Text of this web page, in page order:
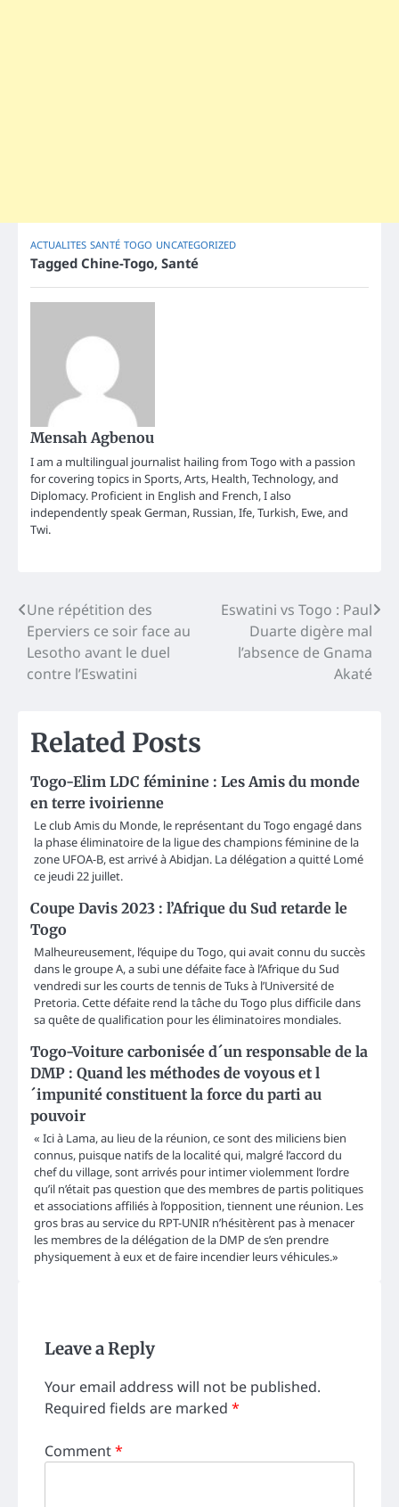
ACTUALITES SANTÉ TOGO UNCATEGORIZED
Tagged Chine-Togo, Santé
Mensah Agbenou
I am a multilingual journalist hailing from Togo with a passion
for covering topics in Sports, Arts, Health, Technology, and
Diplomacy. Proficient in English and French, I also
independently speak German, Russian, Ife, Turkish, Ewe, and
Twi.
Post
navigation
Une répétition des
Eperviers ce soir face au
Lesotho avant le duel
contre l’Eswatini
Eswatini vs Togo : Paul
Duarte digère mal
l’absence de Gnama
Akaté
Related Posts
Togo-Elim LDC féminine : Les Amis du monde
en terre ivoirienne
Le club Amis du Monde, le représentant du Togo engagé dans
la phase éliminatoire de la ligue des champions féminine de la
zone UFOA-B, est arrivé à Abidjan. La délégation a quitté Lomé
ce jeudi 22 juillet.
Coupe Davis 2023 : l’Afrique du Sud retarde le
Togo
Malheureusement, l’équipe du Togo, qui avait connu du succès
dans le groupe A, a subi une défaite face à l’Afrique du Sud
vendredi sur les courts de tennis de Tuks à l’Université de
Pretoria. Cette défaite rend la tâche du Togo plus difficile dans
sa quête de qualification pour les éliminatoires mondiales.
Togo-Voiture carbonisée d´un responsable de la
DMP : Quand les méthodes de voyous et l
´impunité constituent la force du parti au
pouvoir
« Ici à Lama, au lieu de la réunion, ce sont des miliciens bien
connus, puisque natifs de la localité qui, malgré l’accord du
chef du village, sont arrivés pour intimer violemment l’ordre
qu’il n’était pas question que des membres de partis politiques
et associations affiliés à l’opposition, tiennent une réunion. Les
gros bras au service du RPT-UNIR n’hésitèrent pas à menacer
les membres de la délégation de la DMP de s’en prendre
physiquement à eux et de faire incendier leurs véhicules.»
Leave a Reply
Your email address will not be published.
Required fields are marked *
Comment*